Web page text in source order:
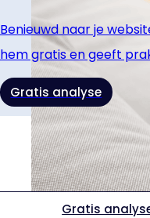
Benieuwd naar je
hem gratis en geeft
Gratis analyse
Gratis